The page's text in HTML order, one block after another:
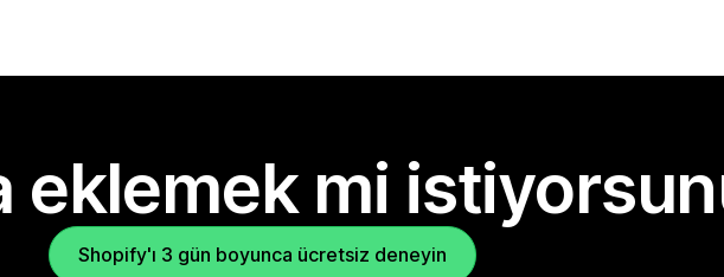
eklemek mi
Shopify'ı 3 gün boyunca ücretsiz deneyin